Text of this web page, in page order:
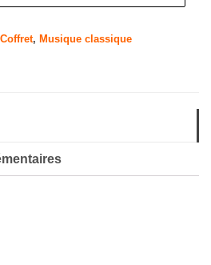
Coffret, Musique classique